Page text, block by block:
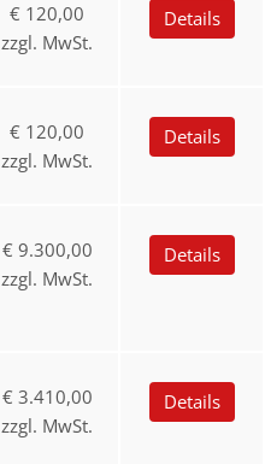
€ 120,00
zzgl. MwSt.
Details
€ 120,00
zzgl. MwSt.
Details
€ 9.300,00
zzgl. MwSt.
Details
€ 3.410,00
zzgl. MwSt.
Details